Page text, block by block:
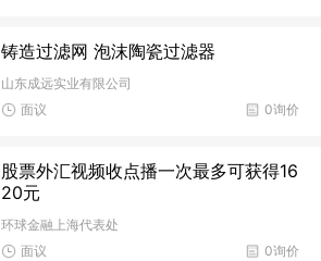
铸造过滤网 泡沫陶瓷过滤器
山东成远实业有限公司
0询价
面议
股票外汇视频收点播一次最多可获得16
20元
环球金融上海代表处
0询价
面议